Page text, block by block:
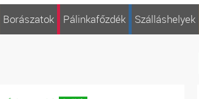
Borászatok Pálinkafőzdék Szálláshelyek